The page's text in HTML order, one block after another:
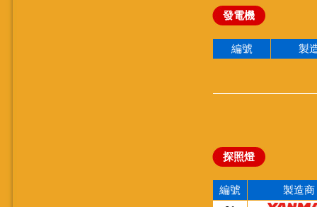
發電機
編號 製
探照燈
編號
製造商